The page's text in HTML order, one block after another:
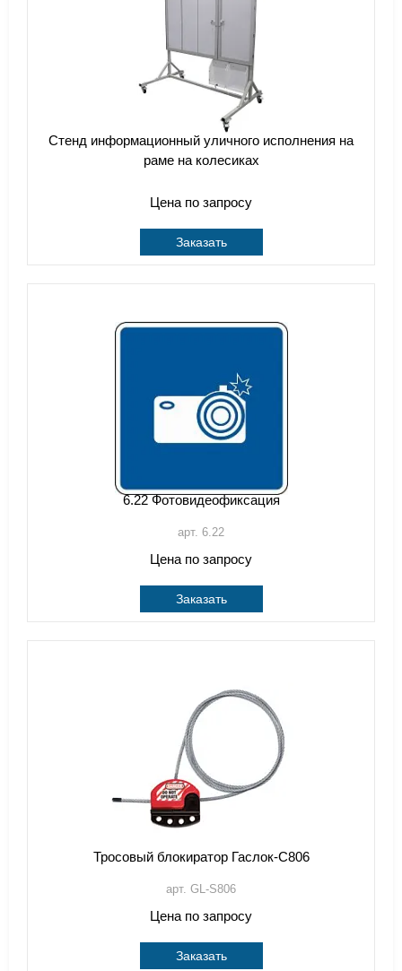
Стенд информационный уличного исполнения на
раме на колесиках
Цена по запросу
Заказать
6.22 Фотовидеофиксация
арт. 6.22
Цена по запросу
Заказать
Тросовый блокиратор Гаслок-С806
арт. GL-S806
Цена по запросу
Заказать